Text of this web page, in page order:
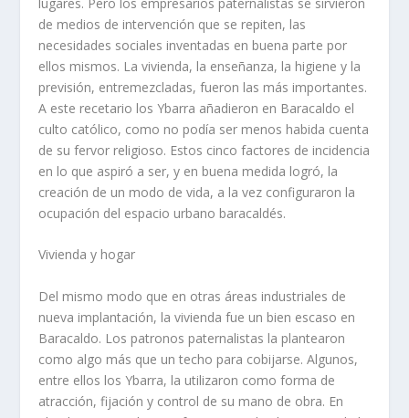
de medios de intervención que se repiten, las
necesidades sociales inventadas en buena parte por
ellos mismos. La vivienda, la enseñanza, la higiene y la
previsión, entremezcladas, fueron las más importantes.
A este recetario los Ybarra añadieron en Baracaldo el
culto católico, como no podí­a ser menos habida cuenta
de su fervor religioso. Estos cinco factores de incidencia
en lo que aspiró a ser, y en buena medida logró, la
creación de un modo de vida, a la vez configuraron la
ocupación del espacio urbano baracaldés.
Vivienda y hogar
Del mismo modo que en otras áreas industriales de
nueva implantación, la vivienda fue un bien escaso en
Baracaldo. Los patronos paternalistas la plantearon
como algo más que un techo para cobijarse. Algunos,
entre ellos los Ybarra, la utilizaron como forma de
atracción, fijación y control de su mano de obra. En